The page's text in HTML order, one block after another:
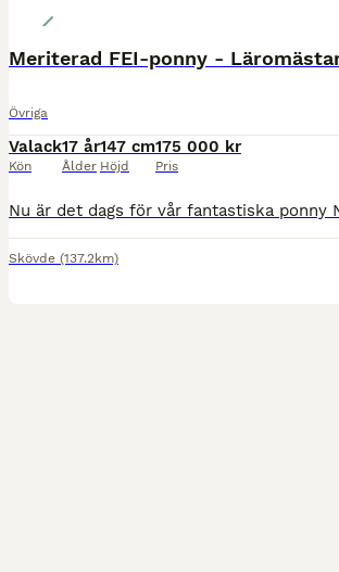
Meriterad FEI-ponny -
Övriga
Valack
Kön
17 år
Ålder
147 cm
Höjd
175 000 kr
Pris
Skövde (137.2km)